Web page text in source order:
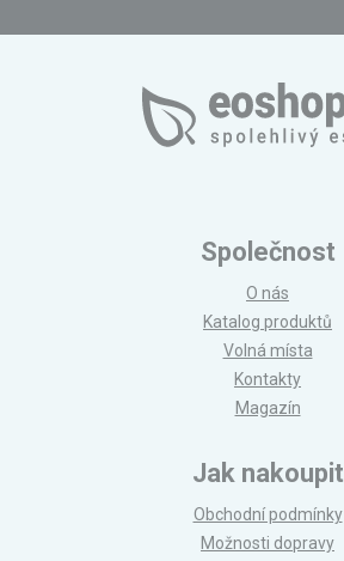
Společnost
O nás
Katalog produktů
Volná místa
Kontakty
Magazín
Jak nakoupit
Obchodní podmínky
Možnosti dopravy